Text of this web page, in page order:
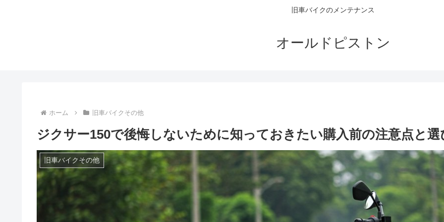
旧車バイクのメンテナンス
オールドピストン
ホーム 旧車バイクその他
ジクサー150で後悔しないために知っておきたい購入前の注意点と選
旧車バイクその他